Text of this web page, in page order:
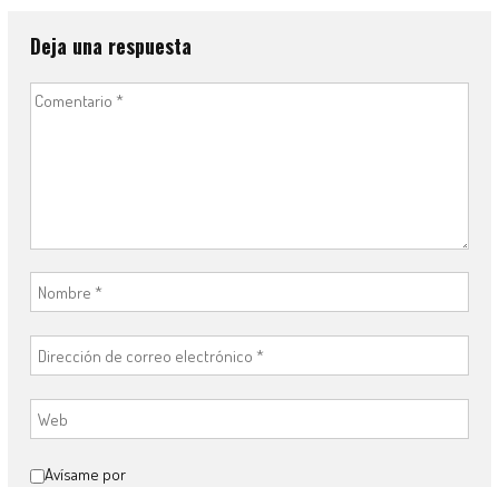
Deja una respuesta
Avísame por